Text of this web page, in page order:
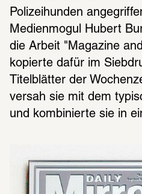
Polizeihunden
Medienmogul Hubert
die Arbeit "Magazine
kopierte dafür im
Titelblätter der
versah sie mit dem
und kombinierte sie in